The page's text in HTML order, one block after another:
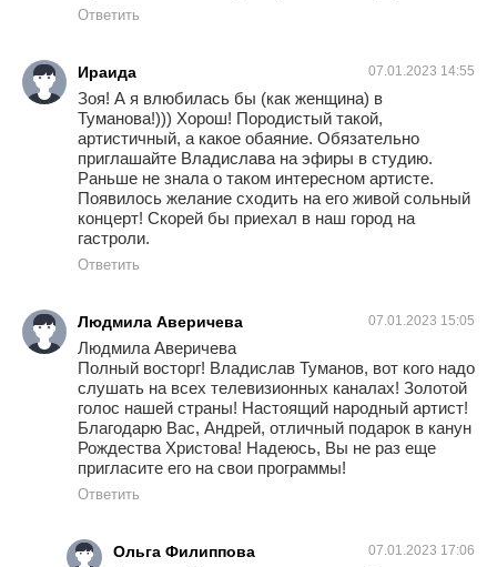
Ответить
Ираида 07.01.2023 14:55
Зоя! А я влюбилась бы (как женщина) в
Туманова!))) Хорош! Породистый такой,
артистичный, а какое обаяние. Обязательно
приглашайте Владислава на эфиры в студию.
Раньше не знала о таком интересном артисте.
Появилось желание сходить на его живой сольный
концерт! Скорей бы приехал в наш город на
гастроли.
Ответить
Людмила Аверичева 07.01.2023 15:05
Людмила Аверичева
Полный восторг! Владислав Туманов, вот кого надо
слушать на всех телевизионных каналах! Золотой
голос нашей страны! Настоящий народный артист!
Благодарю Вас, Андрей, отличный подарок в канун
Рождества Христова! Надеюсь, Вы не раз еще
пригласите его на свои программы!
Ответить
Ольга Филиппова 07.01.2023 17:06